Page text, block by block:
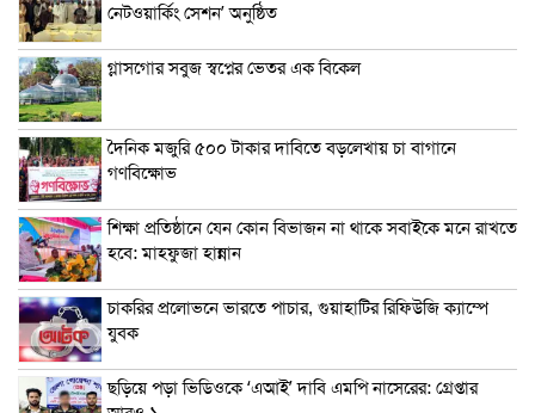
নেটওয়ার্কিং সেশন’ অনুষ্ঠিত
গ্লাসগোর সবুজ স্বপ্নের ভেতর এক বিকেল
দৈনিক মজুরি ৫০০ টাকার দাবিতে বড়লেখায় চা বাগানে
গণবিক্ষোভ
শিক্ষা প্রতিষ্ঠানে যেন কোন বিভাজন না থাকে সবাইকে মনে রাখতে
হবে: মাহফুজা হান্নান
চাকরির প্রলোভনে ভারতে পাচার, গুয়াহাটির রিফিউজি ক্যাম্পে
যুবক
ছড়িয়ে পড়া ভিডিওকে ‘এআই’ দাবি এমপি নাসেরের: গ্রেপ্তার